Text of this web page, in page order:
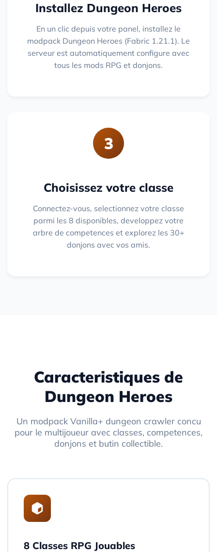
Installez Dungeon Heroes
En un clic depuis votre panel, installez le
modpack Dungeon Heroes (Fabric 1.21.1). Le
serveur est automatiquement configure avec
tous les mods RPG et donjons.
3
Choisissez votre classe
Connectez-vous, selectionnez votre classe
parmi les 8 disponibles, developpez votre
arbre de competences et explorez les 30+
donjons avec vos amis.
Caracteristiques de
Dungeon Heroes
Un modpack Vanilla+ dungeon crawler concu
pour le multijoueur avec classes, competences,
donjons et butin collectible.
8 Classes RPG Jouables